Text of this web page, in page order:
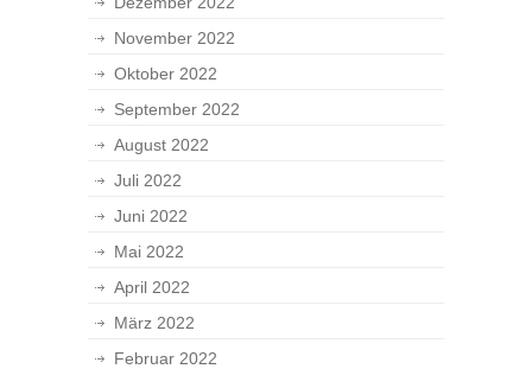
November 2022
Oktober 2022
September 2022
August 2022
Juli 2022
Juni 2022
Mai 2022
April 2022
März 2022
Februar 2022